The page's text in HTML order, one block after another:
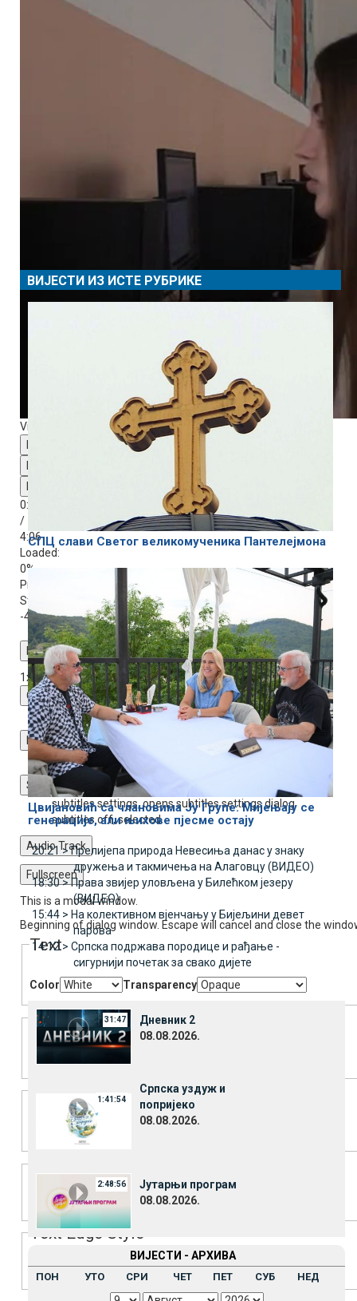
Video Player is loading.
0:00
/
4:06
Loaded:
0%
Progress
Stream Type
LIVE
-4:06
Playback Rate
1x
Chapters
Chapters
Descriptions
descriptions off
Subtitles
subtitles settings, opens subtitles settings dialog
subtitles off, selected
Audio Track
Fullscreen
This is a modal window.
Beginning of dialog window. Escape will cancel and close the
Text
Color Transparency
Background
Text Edge Style
ВИЈЕСТИ ИЗ ИСТЕ РУБРИКЕ
СПЦ слави Светог великомученика Пантелејмона
Цвијановић са члановима Ју Групе: Мијењају се
генерације, али њихове пјесме остају
20:21 >Прелијепа природа Невесиња данас у знаку
дружења и такмичења на Алаговцу (ВИДЕО)
18:30 >Права звијер уловљена у Билећком језеру
(ВИДЕО)
15:44 > На колективном вјенчању у Бијељини девет
парова
14:12 > Српска подржава породице и рађање -
сигурнији почетак за свако дијете
31:47
Дневник 2
08.08.2026.
1:41:54
Српска уздуж и
попријеко
08.08.2026.
2:48:56
Јутарњи програм
08.08.2026.
ВИЈЕСТИ - АРХИВА
ПОН УТО СРИ ЧЕТ ПЕТ СУБ НЕД